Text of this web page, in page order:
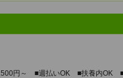
円～ ■週払いOK ■扶養内OK ■